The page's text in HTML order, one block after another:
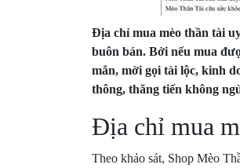
Địa chỉ mua mèo thần tài
buôn bán. Bởi nếu mua
mắn, mời gọi tài lộc, kinh
thông, thăng tiến không
Địa chỉ mua
Theo khảo sát, Shop Mèo